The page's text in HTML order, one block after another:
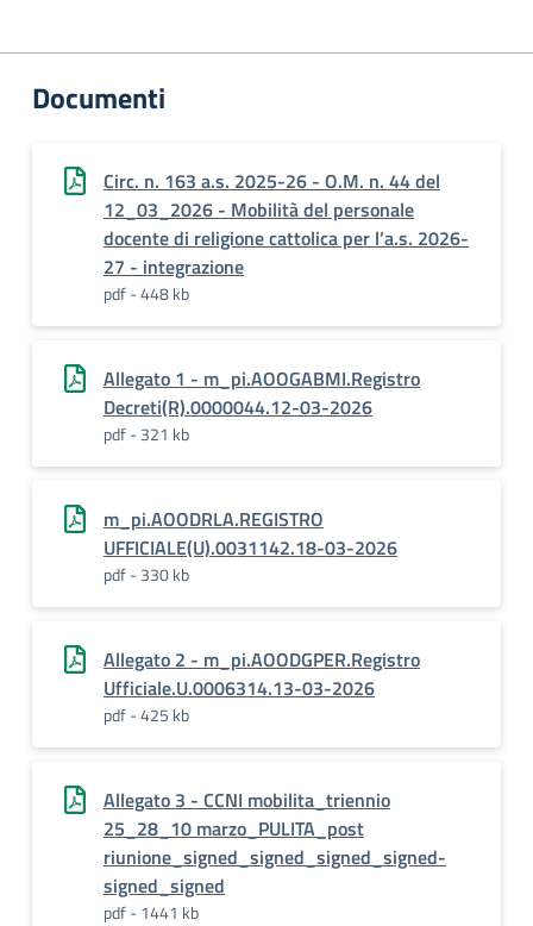
Documenti
Circ. n. 163 a.s. 2025-26 - O.M. n. 44 del
12_03_2026 - Mobilità del personale
docente di religione cattolica per l’a.s. 2026-
27 - integrazione
pdf - 448 kb
Allegato 1 - m_pi.AOOGABMI.Registro
Decreti(R).0000044.12-03-2026
pdf - 321 kb
m_pi.AOODRLA.REGISTRO
UFFICIALE(U).0031142.18-03-2026
pdf - 330 kb
Allegato 2 - m_pi.AOODGPER.Registro
Ufficiale.U.0006314.13-03-2026
pdf - 425 kb
Allegato 3 - CCNI mobilita_triennio
25_28_10 marzo_PULITA_post
riunione_signed_signed_signed_signed-
signed_signed
pdf - 1441 kb